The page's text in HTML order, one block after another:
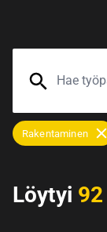
Rakentaminen
Löytyi 92